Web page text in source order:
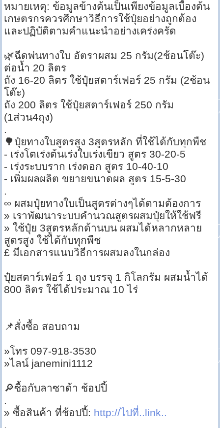
หมายเหตุ: ข้อมูลข้างต้นเป็นเพียงข้อมูลเบื้องต้น
เกษตรกรควรศึกษาวิธีการใช้ปุ๋ยอย่างถูกต้อง
และปฏิบัติตามคำแนะนำอย่างเคร่งครัด
🌿ฉีดพ่นทางใบ อัตราผสม 25 กรัม(2ช้อนโต๊ะ)
ต่อน้ำ 20 ลิตร
ถัง 16-20 ลิตร ใช้ปุ๋ยสตาร์เฟอร์ 25 กรัม (2ช้อน
โต๊ะ)
ถัง 200 ลิตร ใช้ปุ๋ยสตาร์เฟอร์ 250 กรัม
(1ส่วน4ถุง)
.
🌳ปุ๋ยทางใบสูตรสูง 3สูตรหลัก ที่ใช้ได้กับทุกพืช
- เร่งโตเร่งต้นเร่งใบเร่งเขียว สูตร 30-20-5
- เร่งระบบราก เร่งดอก สูตร 10-40-10
- เพิ่มผลผลิต ขยายขนาดผล สูตร 15-5-30
.
∞ ผสมปุ๋ยทางใบเป็นสูตรต่างๆได้ตามต้องการ
» เราพัฒนาระบบคำนวณสูตรผสมปุ๋ยให้ใช้ฟรี
» ใช้ปุ๋ย 3สูตรหลักด้านบน ผสมได้หลากหลาย
สูตรสูง ใช้ได้กับทุกพืช
£ มีเอกสารแนบวิธีการผสมลงในกล่อง
ปุ๋ยสตาร์เฟอร์ 1 ถุง บรรจุ 1 กิโลกรัม ผสมน้ำได้
800 ลิตร ใช้ได้ประมาณ 10 ไร่
📌สั่งซื้อ สอบถาม
»โทร 097-918-3530
»ไลน์ janemini1112
🔎ซื้อกับลาซาด้า ช้อปปี้
.
» ซื้อสินค้า ที่ช้อปปี้: http://ไปที่..link..
.